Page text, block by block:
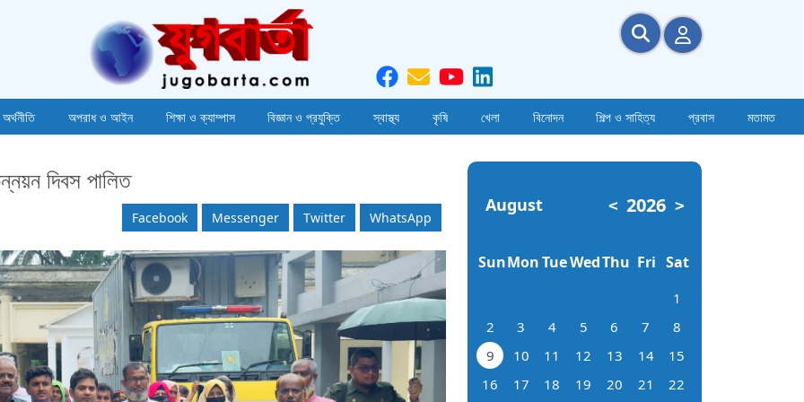
অপরাধ ও আইন শিক্ষা ও ক্যাম্পাস বিজ্ঞান ও প্রযুক্তি স্বাস্থ্য কৃষি খেলা বিনোদন শিল্প ও সাহিত্য প্রবাস মতামত
দিবস পালিত
Facebook Messenger Twitter WhatsApp
August < 2026 >
SunMonTueWedThu Fri Sat
1
2
3 4 5 6 7
8
9
10 11 12 13 14
15
16
17 18 19 20 21 22